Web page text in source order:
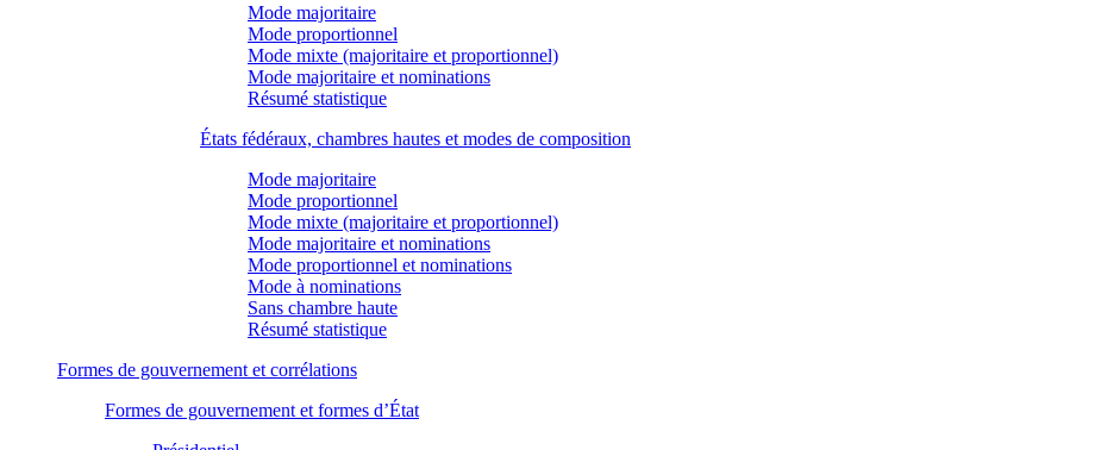
Mode majoritaire
Mode proportionnel
Mode mixte (majoritaire et proportionnel)
Mode majoritaire et nominations
Résumé statistique
États fédéraux, chambres hautes et modes de composition
Mode majoritaire
Mode proportionnel
Mode mixte (majoritaire et proportionnel)
Mode majoritaire et nominations
Mode proportionnel et nominations
Mode à nominations
Sans chambre haute
Résumé statistique
Formes de gouvernement et corrélations
Formes de gouvernement et formes d’État